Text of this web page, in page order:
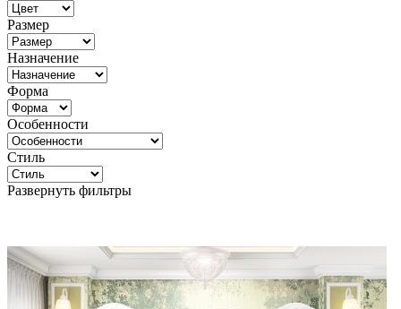
Размер
Назначение
Форма
Особенности
Стиль
Развернуть фильтры